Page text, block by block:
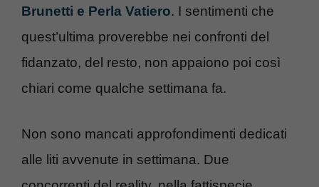
Brunetti e Perla Vatiero. I sentimenti che
quest’ultima proverebbe nei confronti del
fidanzato, del resto, non appaiono poi così
chiari come qualche settimana fa.
Non sono mancati approfondimenti dedicati
alle liti avvenute in settimana. Due